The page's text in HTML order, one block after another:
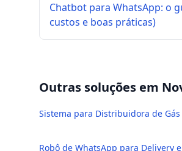
Chatbot para WhatsApp: o
custos e boas práticas)
Outras soluções em
Sistema para Distribuidora de
Robô de WhatsApp para Delivery